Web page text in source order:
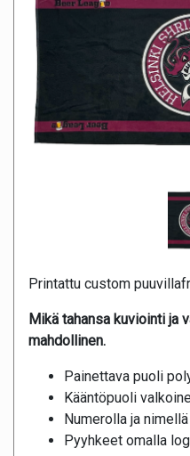
Printattu custom
Mikä tahansa kuviointi ja
mahdollinen.
Painettava puoli
Kääntöpuoli
Numerolla ja nimellä
Pyyhkeet omalla